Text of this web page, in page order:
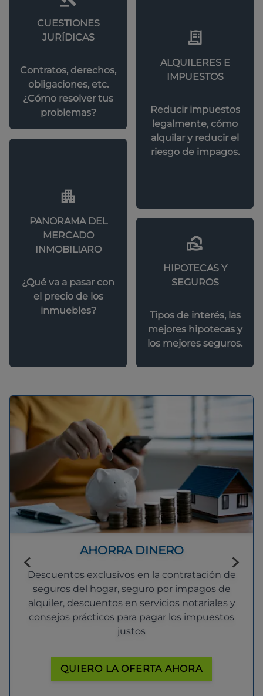
CUESTIONES
JURÍDICAS
Contratos, derechos,
obligaciones, etc.
¿Cómo resolver tus
problemas?
ALQUILERES E
IMPUESTOS
Reducir impuestos
legalmente, cómo
alquilar y reducir el
riesgo de impagos.
PANORAMA DEL
MERCADO
INMOBILIARO
¿Qué va a pasar con
el precio de los
inmuebles?
HIPOTECAS Y
SEGUROS
Tipos de interés, las
mejores hipotecas y
los mejores seguros.
AHORRA DINERO
Descuentos exclusivos en la contratación de
seguros del hogar, seguro por impagos de
alquiler, descuentos en servicios notariales y
consejos prácticos para pagar los impuestos
justos
QUIERO LA OFERTA AHORA